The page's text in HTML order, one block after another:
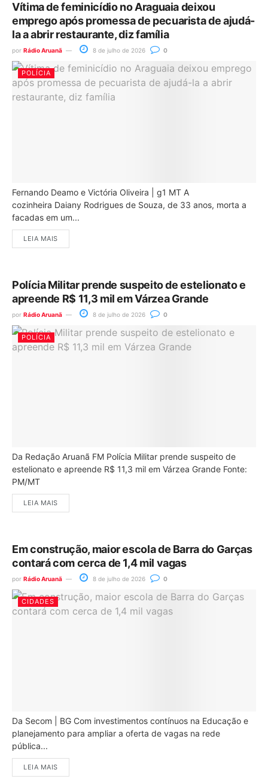
Vítima de feminicídio no Araguaia deixou
emprego após promessa de pecuarista de ajudá-
la a abrir restaurante, diz família
por Rádio Aruanã 8 de julho de 2026 0
POLÍCIA
Fernando Deamo e Victória Oliveira | g1 MT A
cozinheira Daiany Rodrigues de Souza, de 33 anos, morta a
facadas em um...
LEIA MAIS
Polícia Militar prende suspeito de estelionato e
apreende R$ 11,3 mil em Várzea Grande
por Rádio Aruanã 8 de julho de 2026 0
POLÍCIA
Da Redação Aruanã FM Polícia Militar prende suspeito de
estelionato e apreende R$ 11,3 mil em Várzea Grande Fonte:
PM/MT
LEIA MAIS
Em construção, maior escola de Barra do Garças
contará com cerca de 1,4 mil vagas
por Rádio Aruanã 8 de julho de 2026 0
CIDADES
Da Secom | BG Com investimentos contínuos na Educação e
planejamento para ampliar a oferta de vagas na rede
pública...
LEIA MAIS